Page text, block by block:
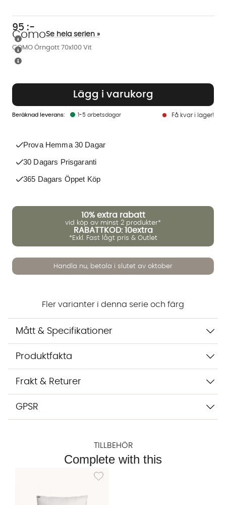
COMO Örngott 70x100 Vit
ComoSe hela serien »
95 :-
Lägg i varukorg
1-5 arbetsdagar Få kvar i lager!
Prova Hemma 30 Dagar
30 Dagars Prisgaranti
365 Dagars Öppet Köp
10% extra rabatt
vid köp av minst 2 produkter*
RABATTKOD: 10extra
*Exkl. Fast lågt pris & Outlet
Handla nu, betala i slutet av oktober
Fler varianter i denna serie och färg
Mått & Specifikationer
Produktfakta
Frakt & Returer
GPSR
TILLBEHÖR
Complete with this
Lägg till i önskelista: ELWIN Hotellkudde
Vi använder AI för att svara på dina frågor. Konversationen
Jag godkänner att konversationen sparas